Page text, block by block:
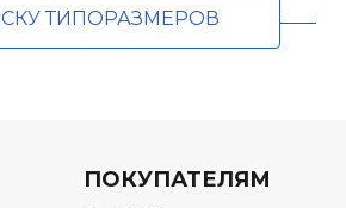
ТИПОРАЗМЕРОВ
ПОКУПАТЕЛЯМ